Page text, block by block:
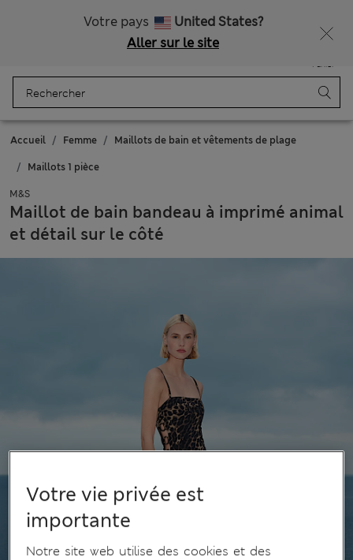
Votre pays
United States?
Aller sur le site
Panier
Accueil Femme Maillots de bain et vêtements de plage
Maillots 1 pièce
M&S
Maillot de bain bandeau à imprimé animal
et détail sur le côté
Votre vie privée est
importante
Notre site web utilise des cookies et des